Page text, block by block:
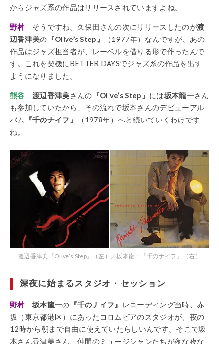
からジャズ系の作品はリリースされていますよね。
野村そうですね。久保田さんの次にリリースしたのが渡
辺香津美の 『Olive’s Step』
（1977年）なんですが、あの
作品はジャズ担当者が、レーベルを借りる形で作ったんで
す。これを契機にBETTER DAYSでジャズ系の作品を出す
ようになりました。
熊谷 渡辺香津美さんの 『Olive’s Step』 には坂本龍一さん
も参加していたから、その流れで坂本さんのデビューアル
バム
『千のナイフ』
（1978年）へと続いていくわけです
ね。
渡辺香津美『Olive’s Step』（左）／坂本龍一『千のナイフ』（右）
深夜に始まるスタジオ・セッション
野村 坂本龍一の 『千のナイフ』
レコーディング当時、赤
坂（東京都港区）にあったコロムビアのスタジオが、夜の
12時から朝まで自由に使えていたらしいんです。そこで坂
本さん香津美さん、仲間のミュージシャンたちが夜な夜な